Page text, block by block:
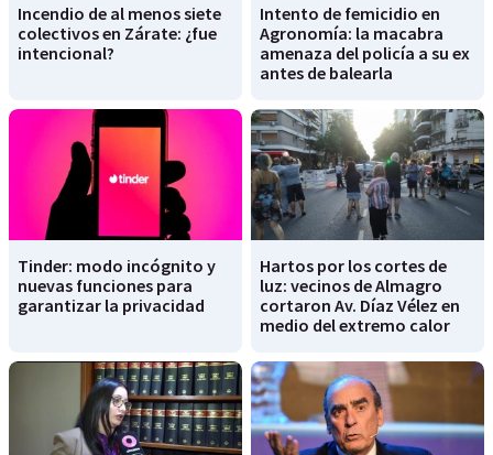
Incendio de al menos siete
colectivos en Zárate: ¿fue
intencional?
Intento de femicidio en
Agronomía: la macabra
amenaza del policía a su ex
antes de balearla
Tinder: modo incógnito y
nuevas funciones para
garantizar la privacidad
Hartos por los cortes de
luz: vecinos de Almagro
cortaron Av. Díaz Vélez en
medio del extremo calor